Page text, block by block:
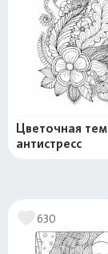
Цветочная
антистресс
630